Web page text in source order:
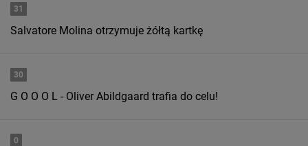
31
Salvatore Molina otrzymuje żółtą kartkę
30
G O O O L - Oliver Abildgaard trafia do celu!
0